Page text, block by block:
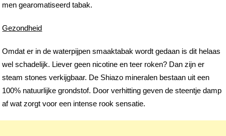
men gearomatiseerd tabak.
Gezondheid
Omdat er in de waterpijpen smaaktabak wordt gedaan is dit helaas
wel schadelijk. Liever geen nicotine en teer roken? Dan zijn er
steam stones verkijgbaar. De Shiazo mineralen bestaan uit een
100% natuurlijke grondstof. Door verhitting geven de steentje damp
af wat zorgt voor een intense rook sensatie.